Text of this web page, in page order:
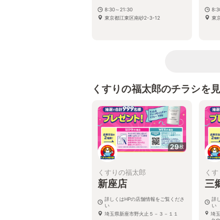
8:30～21:30
東京都江東区南砂2-3-12
東
くすりの福太郎のチラシを
29枚
くすりの福太郎
新座店
詳しくはHPの店舗情報をご覧くださ
い
埼玉県新座市野火止５－３－１１
く
三
詳
い
埼